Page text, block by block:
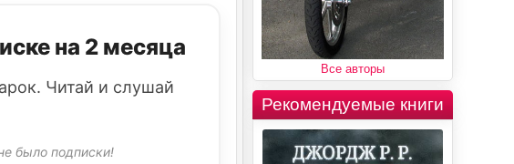
на 2 месяца
Читай и слушай
было подписки!
Все авторы
Рекомендуемые книги